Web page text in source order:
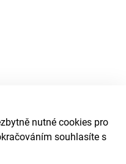
nutné cookies pro
souhlasíte s